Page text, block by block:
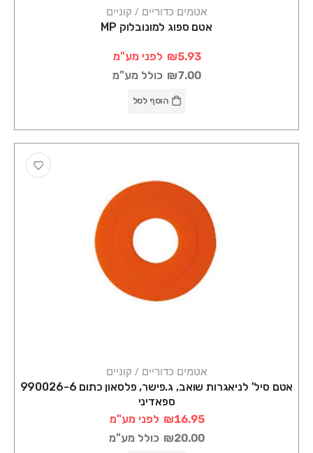
אטמים כדוריים / קוניים
אטם ספוג למונובלוק MP
₪5.93 לפני מע"מ
₪7.00 כולל מע"מ
הוסף לסל
אטמים כדוריים / קוניים
אטם סיל' לניאגרות שואב, ג.פישר, פלסאון כתום 990026-6
ספאדיני
₪16.95 לפני מע"מ
₪20.00 כולל מע"מ